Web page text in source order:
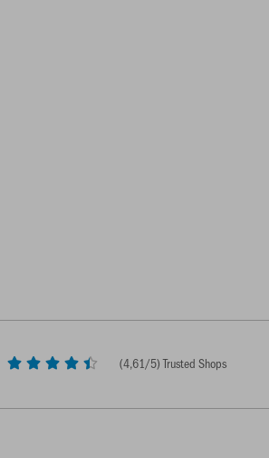
(4,61/5) Trusted Shops